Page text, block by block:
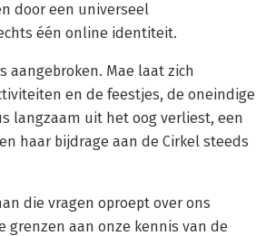
door een universeel
één online identiteit.
aangebroken. Mae laat zich
en de feestjes, de oneindige
langzaam uit het oog verliest, een
haar bijdrage aan de Cirkel steeds
die vragen oproept over ons
grenzen aan onze kennis van de